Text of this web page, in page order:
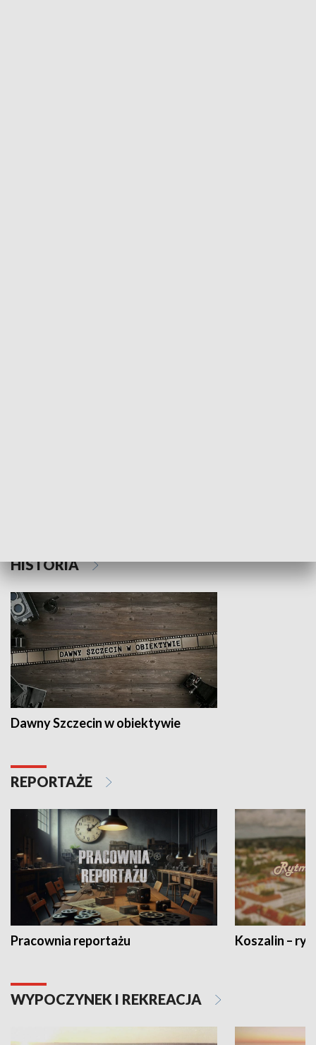
HISTORIA
Dawny Szczecin w obiektywie
REPORTAŻE
Pracownia reportażu Koszalin –
WYPOCZYNEK I REKREACJA